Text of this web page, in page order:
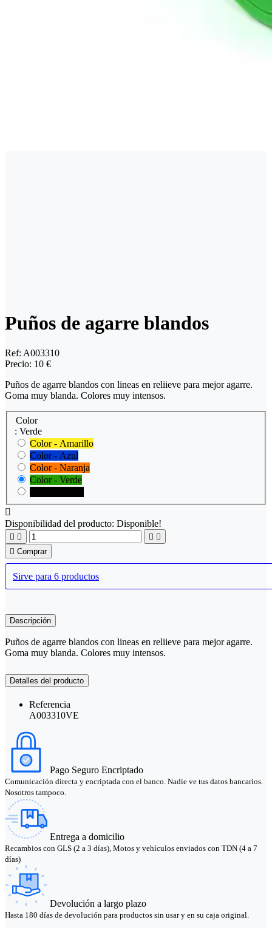
Puños de agarre blandos
Ref: A003310
Precio: 10 €
Puños de agarre blandos con lineas en reliieve para mejor agarre.
Goma muy blanda. Colores muy intensos.
Color
: Verde
Color - Amarillo
Color - Azul
Color - Naranja
Color - Verde

Disponibilidad del producto: Disponible!
   
 Comprar
Sirve para 6 productos
Descripción
Puños de agarre blandos con lineas en reliieve para mejor agarre.
Goma muy blanda. Colores muy intensos.
Detalles del producto
Referencia
A003310VE
Pago Seguro Encriptado
Comunicación directa y encriptada con el banco. Nadie ve tus datos bancarios.
Nosotros tampoco.
Entrega a domicilio
Recambios con GLS (2 a 3 días), Motos y vehículos enviados con TDN (4 a 7
días)
Devolución a largo plazo
Hasta 180 días de devolución para productos sin usar y en su caja original.